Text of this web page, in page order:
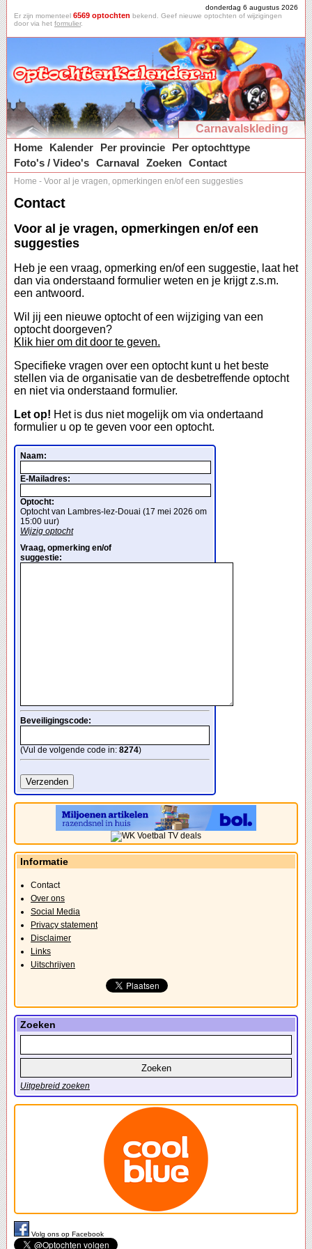
donderdag 6 augustus 2026
Er zijn momenteel 6569 optochten bekend. Geef nieuwe optochten of wijzigingen
door via het formulier.
Carnavalskleding
Home
Kalender Per provincie
Per optochttype
Foto's / Video's Carnaval Zoeken Contact
Home - Voor al je vragen, opmerkingen en/of een suggesties
Contact
Voor al je vragen, opmerkingen en/of een
suggesties
Heb je een vraag, opmerking en/of een suggestie, laat het
dan via onderstaand formulier weten en je krijgt z.s.m.
een antwoord.
Wil jij een nieuwe optocht of een wijziging van een
optocht doorgeven?
Klik hier om dit door te geven.
Specifieke vragen over een optocht kunt u het beste
stellen via de organisatie van de desbetreffende optocht
en niet via onderstaand formulier.
Let op! Het is dus niet mogelijk om via ondertaand
formulier u op te geven voor een optocht.
Naam:
E-Mailadres:
Optocht:
Optocht van Lambres-lez-Douai (17 mei 2026 om
15:00 uur)
Wijzig optocht
Vraag, opmerking en/of
suggestie:
Beveiligingscode:
(Vul de volgende code in: 8274)
Informatie
Contact
Over ons
Social Media
Privacy statement
Disclaimer
Links
Uitschrijven
Zoeken
Uitgebreid zoeken
Volg ons op Facebook